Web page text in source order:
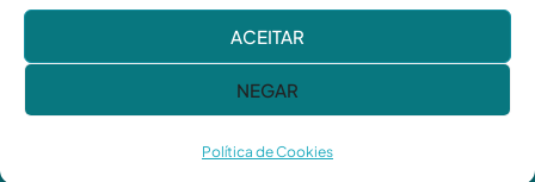
ACEITAR
NEGAR
Política de Cookies
é suficiente?